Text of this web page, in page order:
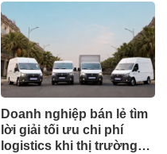
Doanh nghiệp bán lẻ tìm
lời giải tối ưu chi phí
logistics khi thị trường